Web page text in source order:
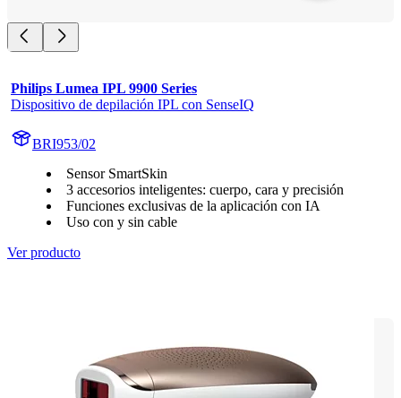
Philips Lumea IPL 9900 Series
Dispositivo de depilación IPL con SenseIQ
BRI953/02
Sensor SmartSkin
3 accesorios inteligentes: cuerpo, cara y precisión
Funciones exclusivas de la aplicación con IA
Uso con y sin cable
Ver producto